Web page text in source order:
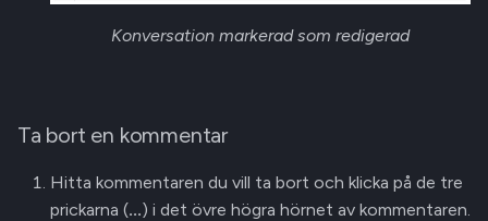
Konversation markerad som redigerad
Ta bort en kommentar
Hitta kommentaren du vill ta bort och klicka på de tre
prickarna (...) i det övre högra hörnet av kommentaren.